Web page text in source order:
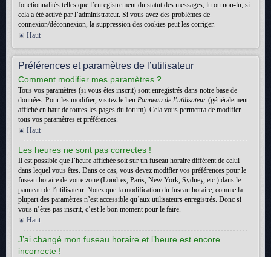
fonctionnalités telles que l’enregistrement du statut des messages, lu ou non-lu, si
cela a été activé par l’administrateur. Si vous avez des problèmes de
connexion/déconnexion, la suppression des cookies peut les corriger.
Haut
Préférences et paramètres de l’utilisateur
Comment modifier mes paramètres ?
Tous vos paramètres (si vous êtes inscrit) sont enregistrés dans notre base de
données. Pour les modifier, visitez le lien Panneau de l’utilisateur (généralement
affiché en haut de toutes les pages du forum). Cela vous permettra de modifier
tous vos paramètres et préférences.
Haut
Les heures ne sont pas correctes !
Il est possible que l’heure affichée soit sur un fuseau horaire différent de celui
dans lequel vous êtes. Dans ce cas, vous devez modifier vos préférences pour le
fuseau horaire de votre zone (Londres, Paris, New York, Sydney, etc.) dans le
panneau de l’utilisateur. Notez que la modification du fuseau horaire, comme la
plupart des paramètres n’est accessible qu’aux utilisateurs enregistrés. Donc si
vous n’êtes pas inscrit, c’est le bon moment pour le faire.
Haut
J’ai changé mon fuseau horaire et l’heure est encore
incorrecte !